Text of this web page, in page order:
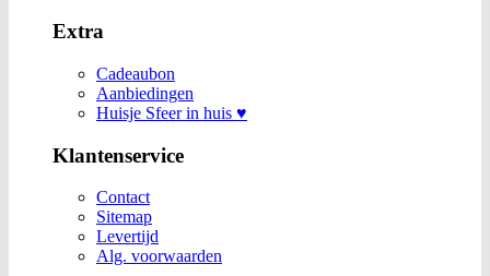
Extra
Cadeaubon
Aanbiedingen
Huisje Sfeer in huis ♥
Klantenservice
Contact
Sitemap
Levertijd
Alg. voorwaarden